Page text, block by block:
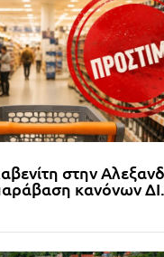
στην
κανόνων